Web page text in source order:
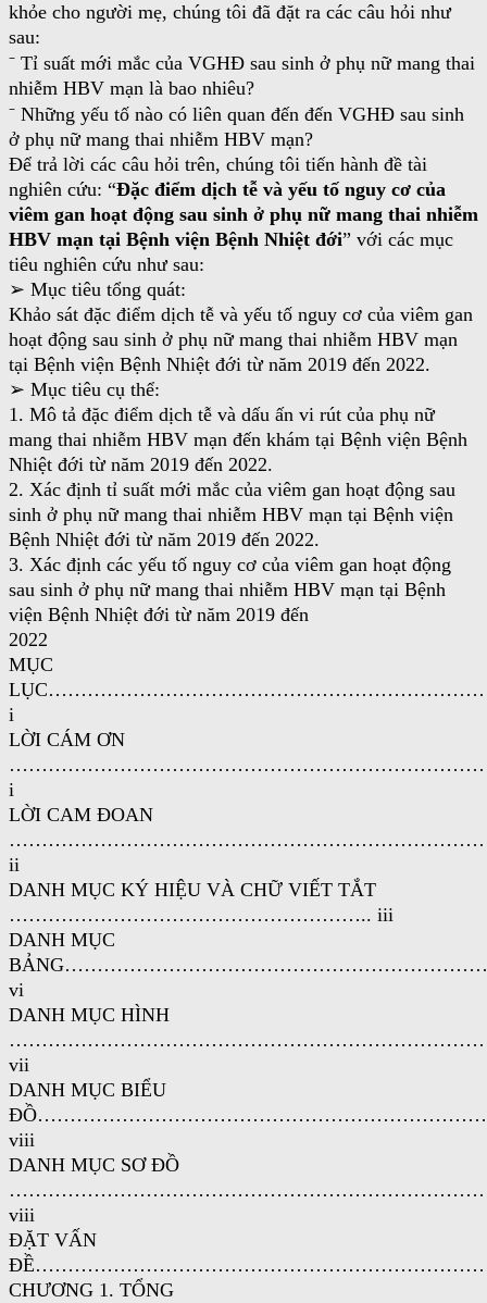
khỏe cho người mẹ, chúng tôi đã đặt ra các câu hỏi như
sau:
⁻ Tỉ suất mới mắc của VGHĐ sau sinh ở phụ nữ mang thai
nhiễm HBV mạn là bao nhiêu?
⁻ Những yếu tố nào có liên quan đến đến VGHĐ sau sinh
ở phụ nữ mang thai nhiễm HBV mạn?
Để trả lời các câu hỏi trên, chúng tôi tiến hành đề tài
nghiên cứu: “Đặc điểm dịch tễ và yếu tố nguy cơ của
viêm gan hoạt động sau sinh ở phụ nữ mang thai nhiễm
HBV mạn tại Bệnh viện Bệnh Nhiệt đới” với các mục
tiêu nghiên cứu như sau:
➢ Mục tiêu tổng quát:
Khảo sát đặc điểm dịch tễ và yếu tố nguy cơ của viêm gan
hoạt động sau sinh ở phụ nữ mang thai nhiễm HBV mạn
tại Bệnh viện Bệnh Nhiệt đới từ năm 2019 đến 2022.
➢ Mục tiêu cụ thể:
1. Mô tả đặc điểm dịch tễ và dấu ấn vi rút của phụ nữ
mang thai nhiễm HBV mạn đến khám tại Bệnh viện Bệnh
Nhiệt đới từ năm 2019 đến 2022.
2. Xác định tỉ suất mới mắc của viêm gan hoạt động sau
sinh ở phụ nữ mang thai nhiễm HBV mạn tại Bệnh viện
Bệnh Nhiệt đới từ năm 2019 đến 2022.
3. Xác định các yếu tố nguy cơ của viêm gan hoạt động
sau sinh ở phụ nữ mang thai nhiễm HBV mạn tại Bệnh
viện Bệnh Nhiệt đới từ năm 2019 đến
2022
MỤC
i
LỜI CÁM ƠN
i
LỜI CAM ĐOAN
ii
DANH MỤC KÝ HIỆU VÀ CHỮ VIẾT TẮT
……………………………………………….. iii
DANH MỤC
vi
DANH MỤC HÌNH
vii
DANH MỤC BIỂU
viii
DANH MỤC SƠ ĐỒ
viii
ĐẶT VẤN
CHƯƠNG 1. TỔNG